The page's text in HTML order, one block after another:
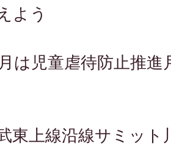
よう
は児童虐待防止推進
東上線沿線サミット